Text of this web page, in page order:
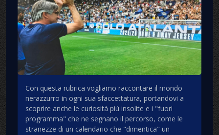
Con questa rubrica vogliamo raccontare il mondo
nerazzurro in ogni sua sfaccettatura, portandovi a
scoprire anche le curiosità più insolite e i "fuori
programma" che ne segnano il percorso, come le
stranezze di un calendario che "dimentica" un